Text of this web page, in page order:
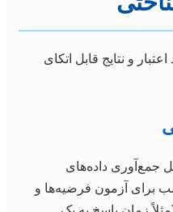
و نتایج قابل اتکای
جمع‌آوری داده‌های
برای آزمون فرضیه‌ها و